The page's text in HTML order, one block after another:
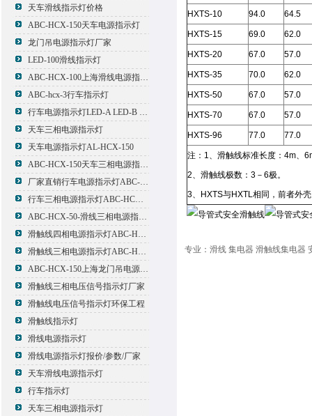
天车滑线指示灯价格
ABC-HCX-150天车电源指示灯
龙门吊电源指示灯厂家
LED-100滑线指示灯
ABC-HCX-100上海滑线电源指示灯厂家
ABC-hcx-3行车指示灯
行车电源指示灯LED-A LED-B LED-C
天车三相电源指示灯
天车电源指示灯AL-HCX-150
ABC-HCX-150天车三相电源指示灯出厂价格
厂家直销行车电源指示灯ABC-HCX-150
行车三相电源指示灯ABC-HCX-150
ABC-HCX-50-滑线三相电源指示灯厂家
滑触线四相电源指示灯ABC-HCX-100/4
滑触线三相电源指示灯ABC-HCX-100
ABC-HCX-150上海龙门吊电源指示灯
滑触线三相电压信号指示灯厂家
滑触线电压信号指示灯环保工程
滑触线指示灯
滑线电源指示灯
滑线电源指示灯报价/参数/厂家
天车滑线电源指示灯
行车指示灯
天车三相电源指示灯
HXTS-10 94.0 64.5
HXTS-15 69.0 62.0
HXTS-20 67.0 57.0
HXTS-35 70.0 62.0
HXTS-50 67.0 57.0
HXTS-70 67.0 57.0
HXTS-96 77.0 77.0
注：1、滑触线标准长度：4m、
2、滑触线极数：3－6极。
3、HXTS与HXTL相同，前者外
专业：滑线 集电器 滑触线集电器